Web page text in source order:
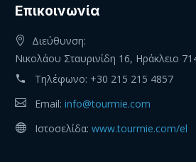
Eπικοινωνία
Διεύθυνση:
Νικολάου Σταυρινίδη 16, Ηράκλειο
Τηλέφωνο: +30 215 215 4857
Email: info@tourmie.com
Ιστοσελίδα: www.tourmie.com/el